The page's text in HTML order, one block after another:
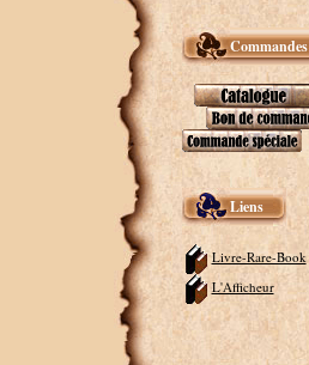
Commandes
Liens
Livre-Rare-Book
L'Afficheur